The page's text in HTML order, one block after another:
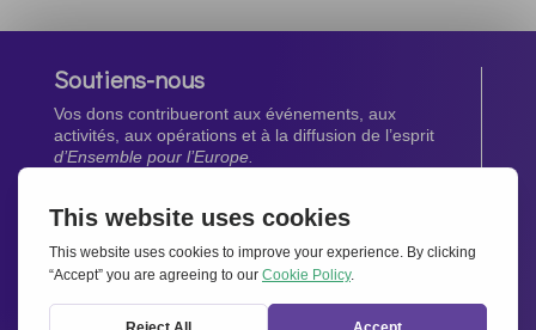
Soutiens-nous
Vos dons contribueront aux événements, aux
activités, aux opérations et à la diffusion de l’esprit
d’Ensemble pour l’Europe.
Faites un don maintenant
Newsletter